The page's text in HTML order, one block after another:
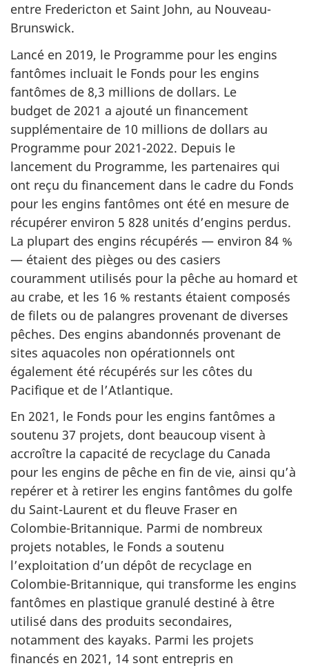
entre Fredericton et Saint John, au Nouveau-
Brunswick.
Lancé en 2019, le Programme pour les engins
fantômes incluait le Fonds pour les engins
fantômes de 8,3 millions de dollars. Le
budget de 2021 a ajouté un financement
supplémentaire de 10 millions de dollars au
Programme pour 2021-2022. Depuis le
lancement du Programme, les partenaires qui
ont reçu du financement dans le cadre du Fonds
pour les engins fantômes ont été en mesure de
récupérer environ 5 828 unités d’engins perdus.
La plupart des engins récupérés — environ 84 %
— étaient des pièges ou des casiers
couramment utilisés pour la pêche au homard et
au crabe, et les 16 % restants étaient composés
de filets ou de palangres provenant de diverses
pêches. Des engins abandonnés provenant de
sites aquacoles non opérationnels ont
également été récupérés sur les côtes du
Pacifique et de l’Atlantique.
En 2021, le Fonds pour les engins fantômes a
soutenu 37 projets, dont beaucoup visent à
accroître la capacité de recyclage du Canada
pour les engins de pêche en fin de vie, ainsi qu’à
repérer et à retirer les engins fantômes du golfe
du Saint-Laurent et du fleuve Fraser en
Colombie-Britannique. Parmi de nombreux
projets notables, le Fonds a soutenu
l’exploitation d’un dépôt de recyclage en
Colombie-Britannique, qui transforme les engins
fantômes en plastique granulé destiné à être
utilisé dans des produits secondaires,
notamment des kayaks. Parmi les projets
financés en 2021, 14 sont entrepris en